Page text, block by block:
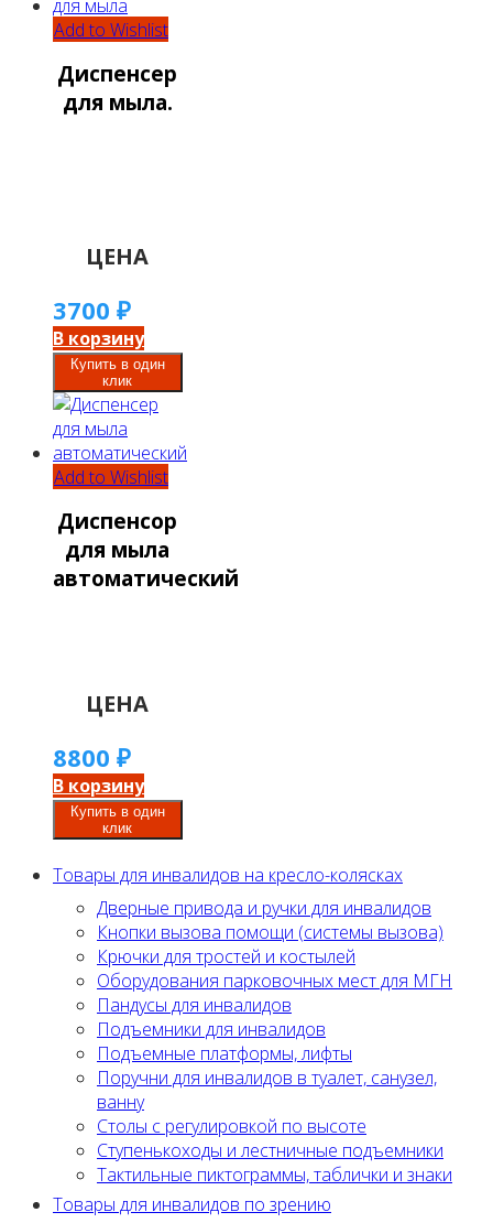
Add to Wishlist
Диспенсер
для мыла.
ЦЕНА
3700 ₽
В корзину
Купить в один
клик
Add to Wishlist
Диспенсор
для мыла
автоматический
ЦЕНА
8800 ₽
В корзину
Купить в один
клик
Товары для инвалидов на кресло-колясках
Дверные привода и ручки для инвалидов
Кнопки вызова помощи (системы вызова)
Крючки для тростей и костылей
Оборудования парковочных мест для МГН
Пандусы для инвалидов
Подъемники для инвалидов
Подъемные платформы, лифты
Поручни для инвалидов в туалет, санузел,
ванну
Столы с регулировкой по высоте
Ступенькоходы и лестничные подъемники
Тактильные пиктограммы, таблички и знаки
Товары для инвалидов по зрению